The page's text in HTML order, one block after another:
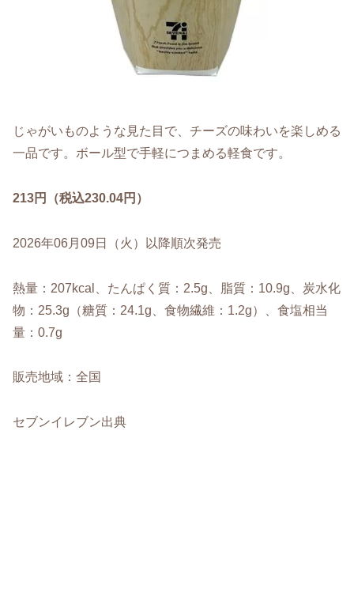
じゃがいものような見た目で、チーズの味わいを楽しめる
一品です。ボール型で手軽につまめる軽食です。
213円（税込230.04円）
2026年06月09日（火）以降順次発売
熱量：207kcal、たんぱく質：2.5g、脂質：10.9g、炭水化
物：25.3g（糖質：24.1g、食物繊維：1.2g）、食塩相当
量：0.7g
販売地域：全国
セブンイレブン出典